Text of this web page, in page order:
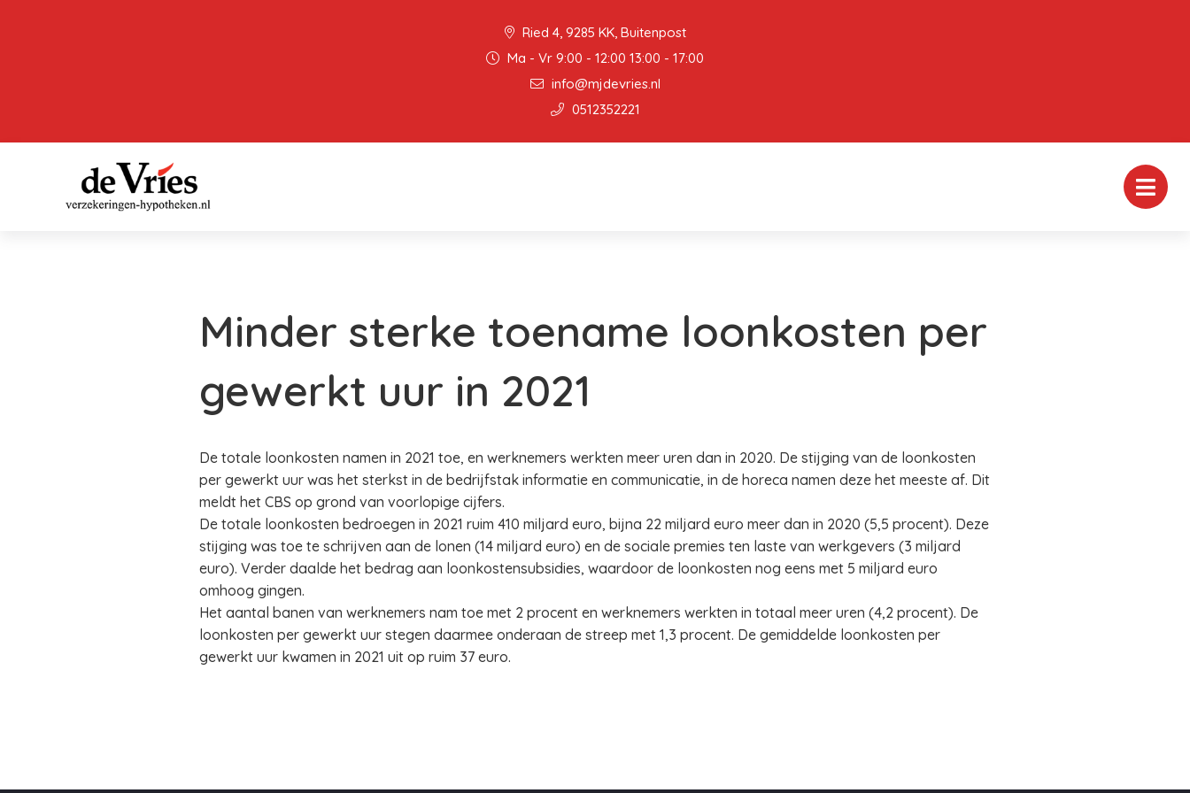
Ried 4, 9285 KK, Buitenpost
Ma - Vr 9:00 - 12:00 13:00 - 17:00
info@mjdevries.nl
0512352221
Minder sterke toename loonkosten per
gewerkt uur in 2021
De totale loonkosten namen in 2021 toe, en werknemers werkten meer uren dan in 2020. De stijging van de loonkosten
per gewerkt uur was het sterkst in de bedrijfstak informatie en communicatie, in de horeca namen deze het meeste af. Dit
meldt het CBS op grond van voorlopige cijfers.
De totale loonkosten bedroegen in 2021 ruim 410 miljard euro, bijna 22 miljard euro meer dan in 2020 (5,5 procent). Deze
stijging was toe te schrijven aan de lonen (14 miljard euro) en de sociale premies ten laste van werkgevers (3 miljard
euro). Verder daalde het bedrag aan loonkostensubsidies, waardoor de loonkosten nog eens met 5 miljard euro
omhoog gingen.
Het aantal banen van werknemers nam toe met 2 procent en werknemers werkten in totaal meer uren (4,2 procent). De
loonkosten per gewerkt uur stegen daarmee onderaan de streep met 1,3 procent. De gemiddelde loonkosten per
gewerkt uur kwamen in 2021 uit op ruim 37 euro.